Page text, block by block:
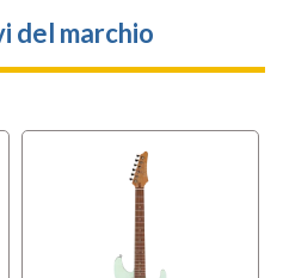
del marchio